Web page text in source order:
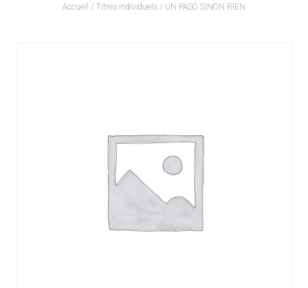
Accueil / Titres individuels / UN PASO SINON RIEN